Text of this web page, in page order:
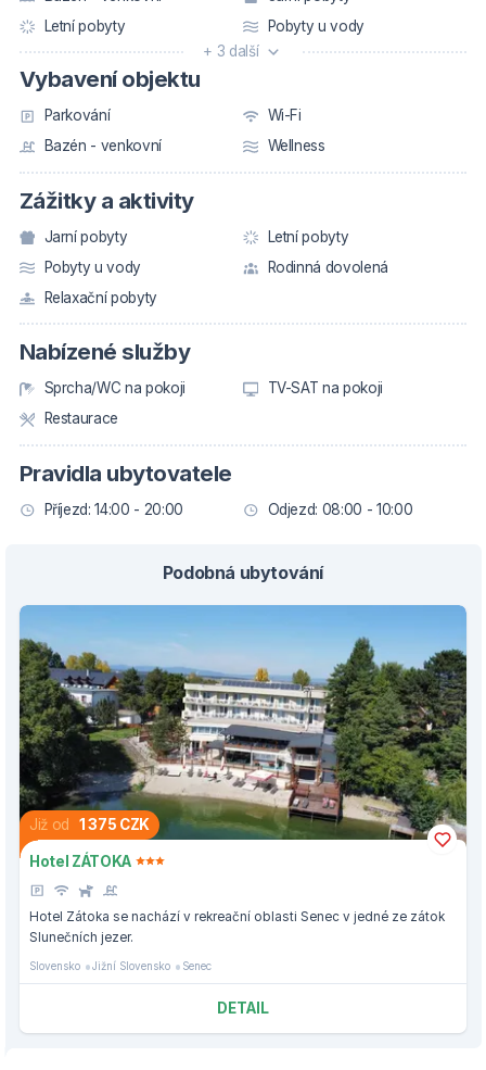
Letní pobyty
Pobyty u vody
+ 3 další
Vybavení objektu
Parkování
Wi-Fi
Bazén - venkovní
Wellness
Zážitky a aktivity
Jarní pobyty
Letní pobyty
Pobyty u vody
Rodinná dovolená
Relaxační pobyty
Nabízené služby
Sprcha/WC na pokoji
TV-SAT na pokoji
Restaurace
Pravidla ubytovatele
Příjezd: 14:00 - 20:00 Odjezd: 08:00 - 10:00
Podobná ubytování
Již od 1 375 CZK
Hotel ZÁTOKA
Hotel Zátoka se nachází v rekreační oblasti Senec v jedné ze zátok
Slunečních jezer.
Slovensko Jižní Slovensko Senec
DETAIL